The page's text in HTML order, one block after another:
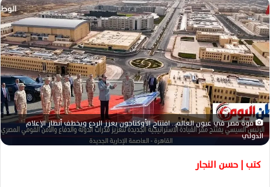
س
ل
ب
ر
ي
د
ا
ل
ك
ر
قوة مصر في عيون العالم.. افتتاح الأوكتاجون يعزز الردع ويخطف أنظار الإعلام
الدولي
كتب | حسن النجار